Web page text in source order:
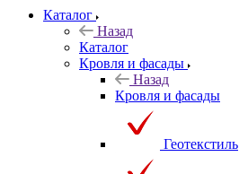
Каталог
Назад
Каталог
Кровля и фасады
Назад
Кровля и фасады
Геотекстиль